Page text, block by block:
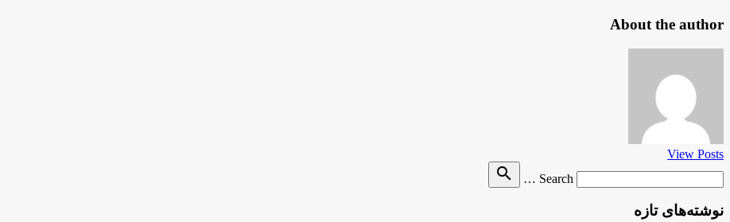
About the author
View Posts
Search …
search
نوشته‌های تازه